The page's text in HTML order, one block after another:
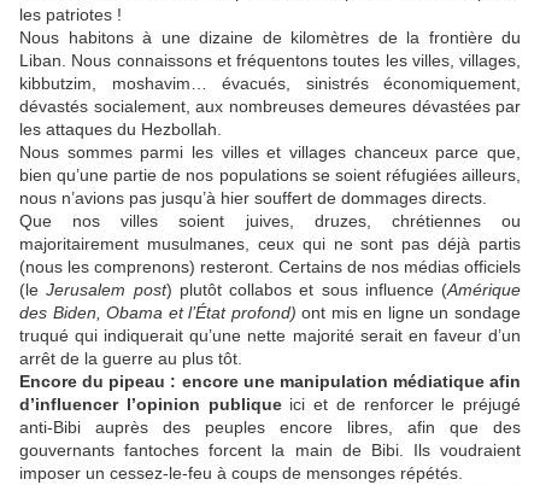
les patriotes !
Nous habitons à une dizaine de kilomètres de la frontière du
Liban. Nous connaissons et fréquentons toutes les villes, villages,
kibbutzim, moshavim… évacués, sinistrés économiquement,
dévastés socialement, aux nombreuses demeures dévastées par
les attaques du Hezbollah.
Nous sommes parmi les villes et villages chanceux parce que,
bien qu’une partie de nos populations se soient réfugiées ailleurs,
nous n’avions pas jusqu’à hier souffert de dommages directs.
Que nos villes soient juives, druzes, chrétiennes ou
majoritairement musulmanes, ceux qui ne sont pas déjà partis
(nous les comprenons) resteront. Certains de nos médias officiels
(leJerusalem post) plutôt collabos et sous influence (Amérique
des Biden, Obama et l’État profond) ont mis en ligne un sondage
truqué qui indiquerait qu’une nette majorité serait en faveur d’un
arrêt de la guerre au plus tôt.
Encore du pipeau : encore une manipulation médiatique afin
d’influencer l’opinion publiqueici et de renforcer le préjugé
anti-Bibi auprès des peuples encore libres, afin que des
gouvernants fantoches forcent la main de Bibi. Ils voudraient
imposer un cessez-le-feu à coups de mensonges répétés.